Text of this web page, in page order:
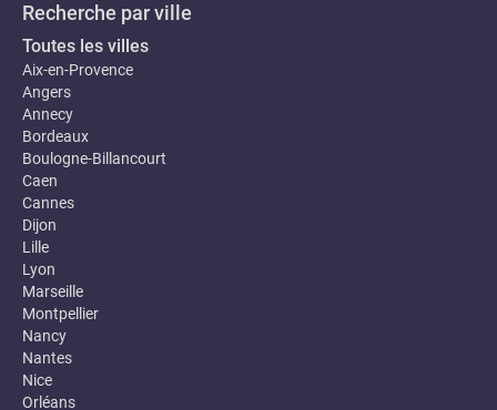
Recherche par ville
Toutes les villes
Aix-en-Provence
Angers
Annecy
Bordeaux
Boulogne-Billancourt
Caen
Cannes
Dijon
Lille
Lyon
Marseille
Montpellier
Nancy
Nantes
Nice
Orléans